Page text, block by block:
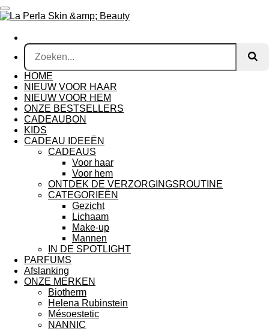
Ga
direct
de
hoofdinhoud
HOME
NIEUW VOOR HAAR
NIEUW VOOR HEM
ONZE BESTSELLERS
CADEAUBON
KIDS
CADEAU IDEEËN
CADEAUS
Voor haar
Voor hem
ONTDEK DE VERZORGINGSROUTINE
CATEGORIEËN
Gezicht
Lichaam
Make-up
Mannen
IN DE SPOTLIGHT
PARFUMS
Afslanking
ONZE MERKEN
Biotherm
Helena Rubinstein
Mésoestetic
NANNIC